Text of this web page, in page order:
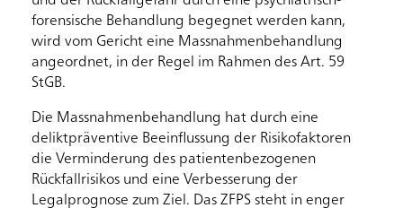
forensische Behandlung begegnet werden kann,
wird vom Gericht eine Massnahmenbehandlung
angeordnet, in der Regel im Rahmen des Art. 59
StGB.
Die Massnahmenbehandlung hat durch eine
deliktpräventive Beeinflussung der Risikofaktoren
die Verminderung des patientenbezogenen
Rückfallrisikos und eine Verbesserung der
Legalprognose zum Ziel. Das ZFPS steht in enger